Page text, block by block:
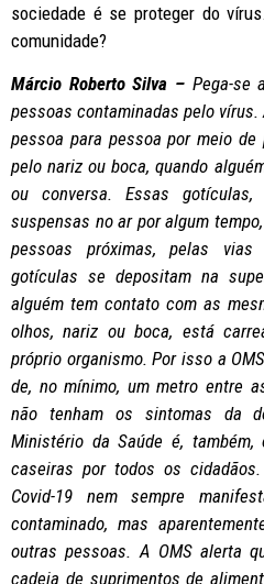
sociedade é se proteger do
comunidade?
Márcio Roberto Silva – Pega-se
pessoas contaminadas pelo
pessoa para pessoa por meio
pelo nariz ou boca, quando
ou conversa. Essas gotículas,
suspensas no ar por algum
pessoas próximas, pelas vias
gotículas se depositam na
alguém tem contato com as
olhos, nariz ou boca, está
próprio organismo. Por isso a
de, no mínimo, um metro entre
não tenham os sintomas da
Ministério da Saúde é,
caseiras por todos os
Covid-19 nem sempre
contaminado, mas
outras pessoas. A OMS alerta
cadeia de suprimentos de